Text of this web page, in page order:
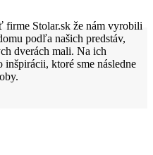
firme Stolar.sk že nám vyrobili
podľa našich predstáv,
dverách mali. Na ich
ktoré sme následne